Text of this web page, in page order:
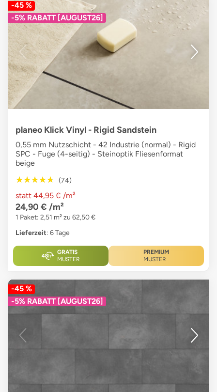
-45 %
-5% RABATT [AUGUST26]
planeo Klick Vinyl - Rigid Sandstein
0,55 mm Nutzschicht - 42 Industrie (normal) - Rigid
SPC - Fuge (4-seitig) - Steinoptik Fliesenformat
beige
★★★★★
★★★★★ (74)
statt 44,95 € /m²
24,90 € /m²
1 Paket: 2,51 m² zu 62,50 €
Lieferzeit: 6 Tage
GRATIS
MUSTER
PREMIUM
MUSTER
-45 %
-5% RABATT [AUGUST26]